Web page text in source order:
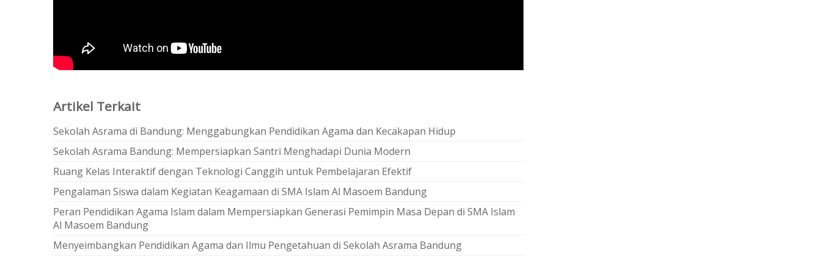
Artikel Terkait
Sekolah Asrama di Bandung: Menggabungkan Pendidikan Agama dan Kecakapan Hidup
Sekolah Asrama Bandung: Mempersiapkan Santri Menghadapi Dunia Modern
Ruang Kelas Interaktif dengan Teknologi Canggih untuk Pembelajaran Efektif
Pengalaman Siswa dalam Kegiatan Keagamaan di SMA Islam Al Masoem Bandung
Peran Pendidikan Agama Islam dalam Mempersiapkan Generasi Pemimpin Masa Depan di SMA Islam
Al Masoem Bandung
Menyeimbangkan Pendidikan Agama dan Ilmu Pengetahuan di Sekolah Asrama Bandung